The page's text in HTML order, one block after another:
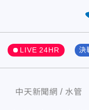
LIVE 24HR 決
中天新聞網 水管